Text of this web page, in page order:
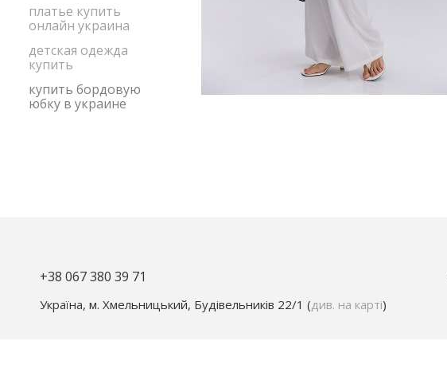
платье купить
онлайн украина
детская одежда
купить
купить бордовую
юбку в украине
+38 067 380 39 71
Україна, м. Хмельницький, Будівельників 22/1 (див. на карті)